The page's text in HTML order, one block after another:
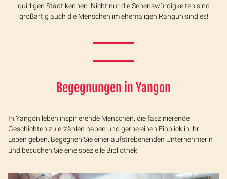
quirligen Stadt kennen. Nicht nur die Sehenswürdigkeiten sind
großartig auch die Menschen im ehemaligen Rangun sind es!
Begegnungen in Yangon
In Yangon leben inspirierende Menschen, die faszinierende
Geschichten zu erzählen haben und gerne einen Einblick in ihr
Leben geben. Begegnen Sie einer aufstrebenenden Unternehmerin
und besuchen Sie eine spezielle Bibliothek!